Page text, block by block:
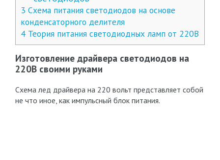
3 Схема питания светодиодов на основе
конденсаторного делителя
4Теория питания светодиодных ламп от 220В
Изготовление драйвера светодиодов на
220В своими руками
Схема лед драйвера на 220 вольт представляет собой
не что иное, как импульсный блок питания.